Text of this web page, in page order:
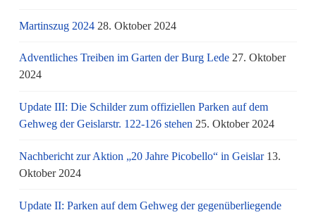
Martinszug 2024 28. Oktober 2024
Adventliches Treiben im Garten der Burg Lede 27. Oktober
2024
Update III: Die Schilder zum offiziellen Parken auf dem
Gehweg der Geislarstr. 122-126 stehen 25. Oktober 2024
Nachbericht zur Aktion „20 Jahre Picobello“ in Geislar 13.
Oktober 2024
Update II: Parken auf dem Gehweg der gegenüberliegende